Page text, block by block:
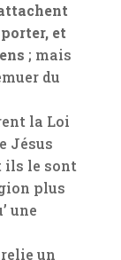
et
; mais
du
la Loi
Jésus
ils le sont
plus
une
un